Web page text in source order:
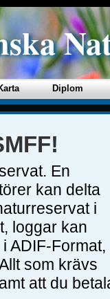
Diplom
En
kan delta
i
loggar kan
ADIF-Format,
som krävs
att du